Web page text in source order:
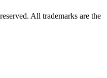
All trademarks are the